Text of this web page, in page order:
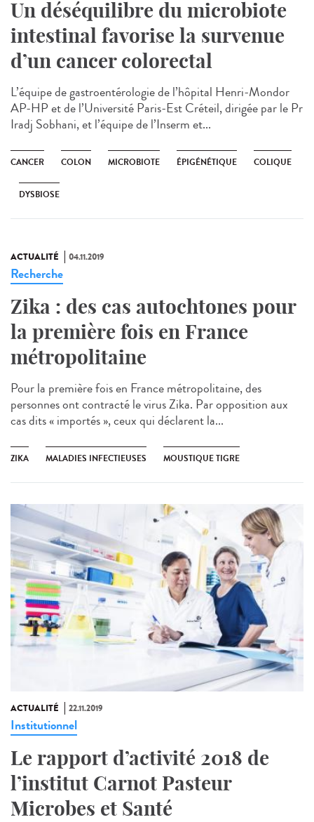
Un déséquilibre du microbiote
intestinal favorise la survenue
d’un cancer colorectal
L’équipe de gastroentérologie de l’hôpital Henri-Mondor
AP-HP et de l’Université Paris-Est Créteil, dirigée par le Pr
Iradj Sobhani, et l’équipe de l’Inserm et...
CANCER COLON MICROBIOTE ÉPIGÉNÉTIQUE COLIQUE
DYSBIOSE
ACTUALITÉ 04.11.2019
Recherche
Zika : des cas autochtones pour
la première fois en France
métropolitaine
Pour la première fois en France métropolitaine, des
personnes ont contracté le virus Zika. Par opposition aux
cas dits « importés », ceux qui déclarent la...
ZIKA MALADIES INFECTIEUSES MOUSTIQUE TIGRE
ACTUALITÉ 22.11.2019
Institutionnel
Le rapport d’activité 2018 de
l’institut Carnot Pasteur
Microbes et Santé